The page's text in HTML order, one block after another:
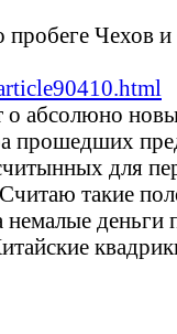
пробеге Чехов
о абсолюно
прошедших
для
такие
немалые деньги